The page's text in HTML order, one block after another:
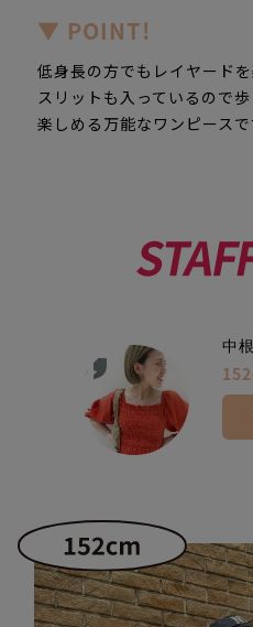
▼ POINT!
低身長の方でもレイヤード
スリットも入っているので
楽しめる万能なワンピースで
中